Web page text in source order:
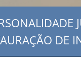
DE